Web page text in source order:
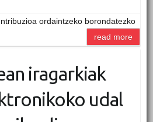
ordaintzeko borondatezko
read more
iragarkiak
udal